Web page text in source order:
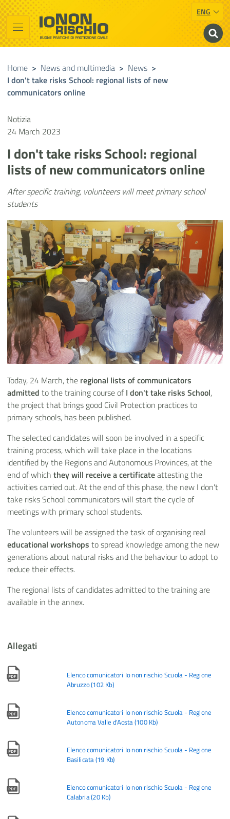
Vai al contenuto principale
Raggiungi il piè di pagina ENG
Io non rischio
Presidency of the Council of Ministers
Home > News and multimedia > News >
I don't take risks School: regional lists of new
communicators online
Notizia
24 March 2023
I don't take risks School: regional
lists of new communicators online
After specific training, volunteers will meet primary school
students
Today, 24 March, the regional lists of communicators
admitted to the training course of I don't take risks School,
the project that brings good Civil Protection practices to
primary schools, has been published.
The selected candidates will soon be involved in a specific
training process, which will take place in the locations
identified by the Regions and Autonomous Provinces, at the
end of which they will receive a certificateattesting the
activities carried out. At the end of this phase, the new I don't
take risks School communicators will start the cycle of
meetings with primary school students.
The volunteers will be assigned the task of organising real
educational workshops to spread knowledge among the new
generations about natural risks and the behaviour to adopt to
reduce their effects.
The regional lists of candidates admitted to the training are
available in the annex.
Allegati
Elenco comunicatori Io non rischio Scuola - Regione
Abruzzo(102 Kb)
Elenco comunicatori Io non rischio Scuola - Regione
Autonoma Valle d'Aosta(100 Kb)
Elenco comunicatori Io non rischio Scuola - Regione
Basilicata(19 Kb)
Elenco comunicatori Io non rischio Scuola - Regione
Calabria(20 Kb)